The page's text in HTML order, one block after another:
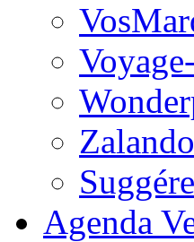
Agenda